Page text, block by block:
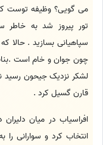
می گویی؟ وظیفه توست
تور پیروز شد به
سپاهیانی بسازید . حالا
چون جوان و خام است
لشکر نزدیک جیحون رسید
قارن گسیل کرد .
افراسیاب در میان
انتخاب کرد و سوارانی را